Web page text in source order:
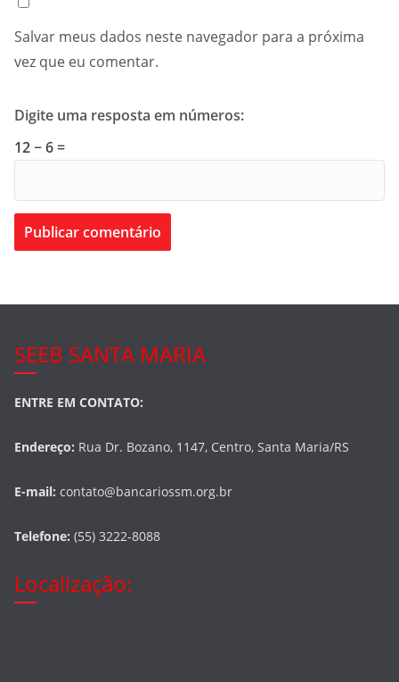
Salvar meus dados neste navegador para a próxima
vez que eu comentar.
Digite uma resposta em números:
12 − 6 =
SEEB SANTA MARIA
ENTRE EM CONTATO:
Endereço: Rua Dr. Bozano, 1147, Centro, Santa Maria/RS
E-mail: contato@bancariossm.org.br
Telefone: (55) 3222-8088
Localização: